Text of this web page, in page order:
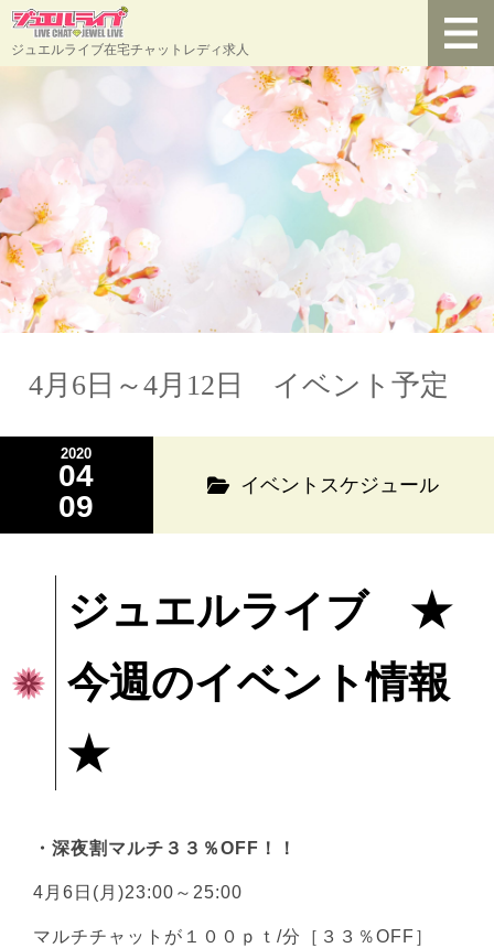
ジュエルライブ在宅チャットレディ求人
4月6日～4月12日 イベント予定
2020
04
09
イベントスケジュール
ジュエルライブ ★
今週のイベント情報
★
・深夜割マルチ３３％OFF！！
4月6日(月)23:00～25:00
マルチチャットが１００ｐｔ/分［３３％OFF］